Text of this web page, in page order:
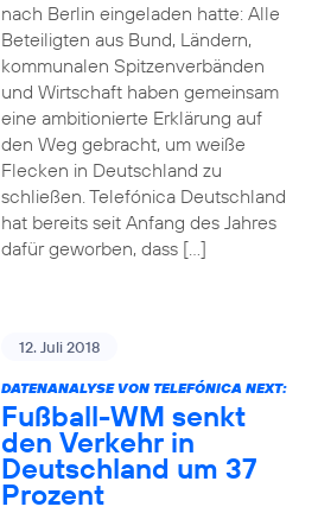
nach Berlin eingeladen hatte: Alle
Beteiligten aus Bund, Ländern,
kommunalen Spitzenverbänden
und Wirtschaft haben gemeinsam
eine ambitionierte Erklärung auf
den Weg gebracht, um weiße
Flecken in Deutschland zu
schließen. Telefónica Deutschland
hat bereits seit Anfang des Jahres
dafür geworben, dass […]
12. Juli 2018
DATENANALYSE VON TELEFÓNICA NEXT:
Fußball-WM senkt
den Verkehr in
Deutschland um 37
Prozent